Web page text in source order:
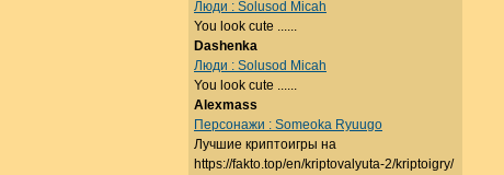
Люди : Solusod Micah
You look cute ......
Dashenka
Люди : Solusod Micah
You look cute ......
Alexmass
Персонажи : Someoka Ryuugo
Лучшие криптоигры на
https://fakto.top/en/kriptovalyuta-2/kriptoigry/